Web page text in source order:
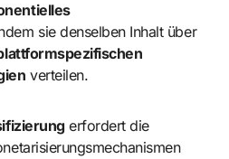
sie denselben Inhalt über
verteilen.
erfordert die